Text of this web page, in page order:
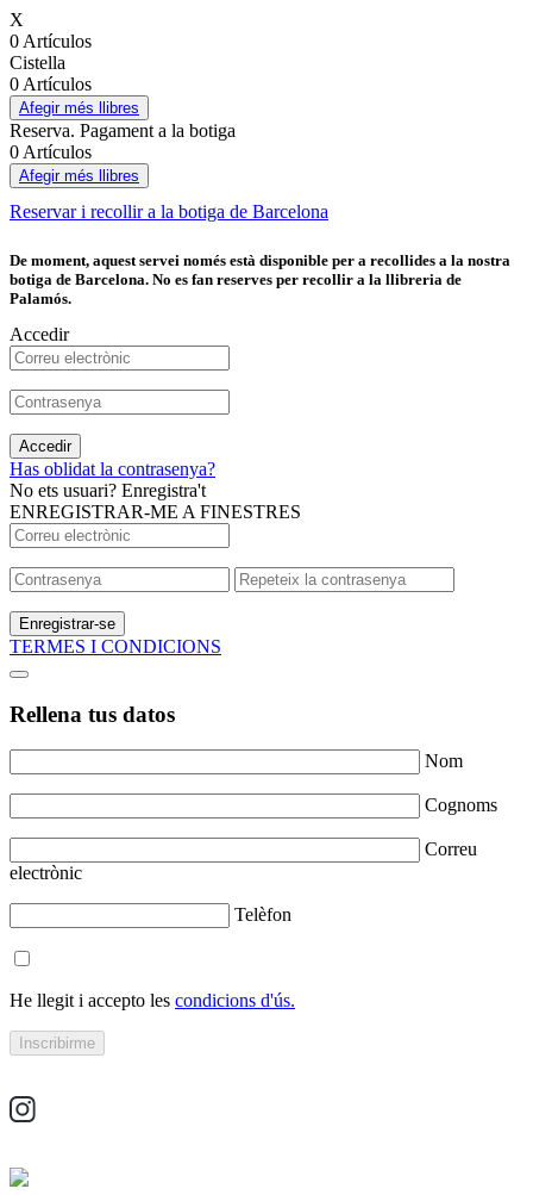
X
0 Artículos
Cistella
0 Artículos
Afegir més llibres
Reserva. Pagament a la botiga
0 Artículos
Afegir més llibres
Reservar i recollir a la botiga de Barcelona
De moment, aquest servei només està disponible per a recollides a la nostra
botiga de Barcelona. No es fan reserves per recollir a la llibreria de
Palamós.
Accedir
Accedir
Has oblidat la contrasenya?
No ets usuari? Enregistra't
ENREGISTRAR-ME A FINESTRES
Enregistrar-se
TERMES I CONDICIONS
Rellena tus datos
Nom
Cognoms
Correu
electrònic
Telèfon
He llegit i accepto les condicions d'ús.